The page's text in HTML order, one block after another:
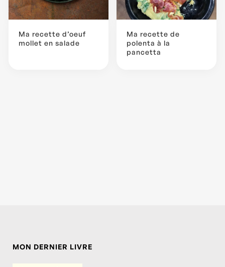
Ma recette d’oeuf
mollet en salade
Ma recette de
polenta à la
pancetta
MON DERNIER LIVRE